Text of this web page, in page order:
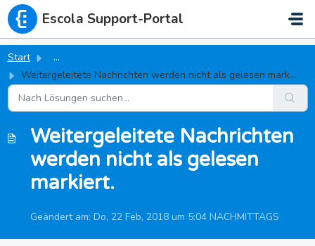
Zum hauptsächlichen Inhalt gehen
Escola Support-Portal
Start
...
Weitergeleitete Nachrichten werden nicht als gelesen mark...
Weitergeleitete Nachrichten
werden nicht als gelesen
markiert.
Geändert am: Do, 22 Feb, 2018 um 5:04 NACHMITTAGS